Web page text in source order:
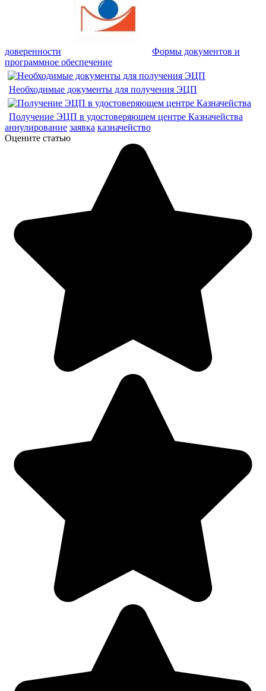
доверенности
Формы документов и
программное обеспечение
Необходимые документы для получения ЭЦП
Получение ЭЦП в удостоверяющем центре Казначейства
аннулирование заявка казначейство
Оцените статью